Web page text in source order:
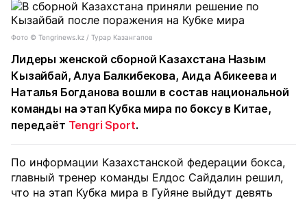
Фото © Tengrinews.kz / Турар Казангапов
Лидеры женской сборной Казахстана Назым
Кызайбай, Алуа Балкибекова, Аида Абикеева и
Наталья Богданова вошли в состав национальной
команды на этап Кубка мира по боксу в Китае,
передаёт Tengri Sport.
По информации Казахстанской федерации бокса,
главный тренер команды Елдос Сайдалин решил,
что на этап Кубка мира в Гуйяне выйдут девять